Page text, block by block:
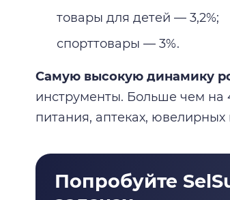
товары для детей — 3,2%;
спорттовары — 3%.
Самую высокую динамику
инструменты. Больше чем на
питания, аптеках, ювелирных